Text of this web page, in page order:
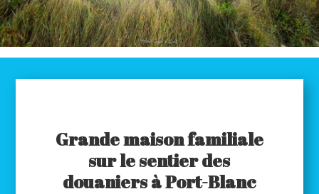
Grande maison familiale
sur le sentier des
douaniers à Port-Blanc